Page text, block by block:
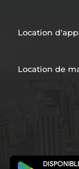
Location
Location de